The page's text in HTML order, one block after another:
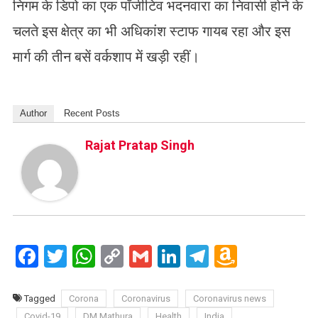
निगम के डिपो का एक पॉजीटिव भदनवारा का निवासी होने के
चलते इस क्षेत्र का भी अधिकांश स्टाफ गायब रहा और इस
मार्ग की तीन बसें वर्कशाप में खड़ी रहीं।
Author Recent Posts
Rajat Pratap Singh
Facebook
TwitterWhatsApp
CopyGmailLinkedIn
Telegram
List
Tagged Corona Coronavirus
Coronavirus news